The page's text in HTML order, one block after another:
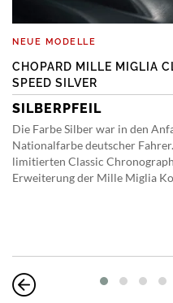
NEUE MODELLE
CHOPARD MILLE MIGLIA
SPEED SILVER
SILBERPFEIL
Die Farbe Silber war in den
Nationalfarbe deutscher
limitierten Classic
Erweiterung der Mille Miglia